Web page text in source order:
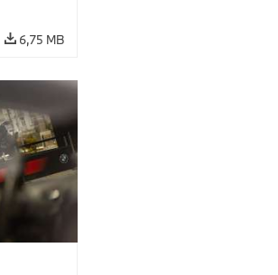
6,75 MB